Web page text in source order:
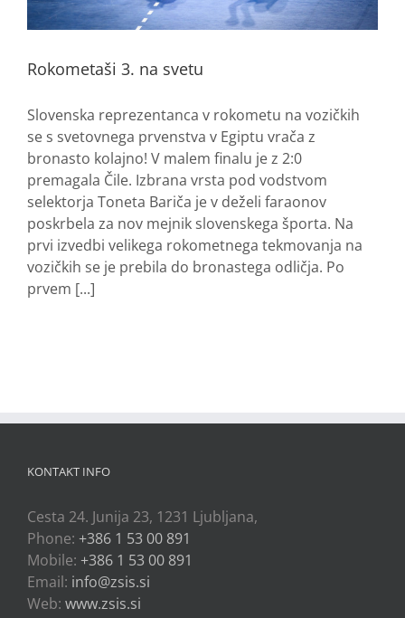
Rokometaši 3. na svetu
Slovenska reprezentanca v rokometu na vozičkih
se s svetovnega prvenstva v Egiptu vrača z
bronasto kolajno! V malem finalu je z 2:0
premagala Čile. Izbrana vrsta pod vodstvom
selektorja Toneta Bariča je v deželi faraonov
poskrbela za nov mejnik slovenskega športa. Na
prvi izvedbi velikega rokometnega tekmovanja na
vozičkih se je prebila do bronastega odličja. Po
prvem [...]
KONTAKT INFO
Cesta 24. Junija 23, 1231 Ljubljana,
Phone: +386 1 53 00 891
Mobile: +386 1 53 00 891
Email: info@zsis.si
Web: www.zsis.si